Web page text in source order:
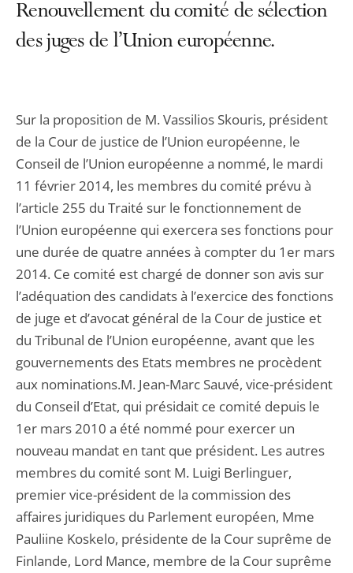
Renouvellement du comité de sélection
des juges de l’Union européenne.
Sur la proposition de M. Vassilios Skouris, président
de la Cour de justice de l’Union européenne, le
Conseil de l’Union européenne a nommé, le mardi
11 février 2014, les membres du comité prévu à
l’article 255 du Traité sur le fonctionnement de
l’Union européenne qui exercera ses fonctions pour
une durée de quatre années à compter du 1er mars
2014. Ce comité est chargé de donner son avis sur
l’adéquation des candidats à l’exercice des fonctions
de juge et d’avocat général de la Cour de justice et
du Tribunal de l’Union européenne, avant que les
gouvernements des Etats membres ne procèdent
aux nominations.M. Jean-Marc Sauvé, vice-président
du Conseil d’Etat, qui présidait ce comité depuis le
1er mars 2010 a été nommé pour exercer un
nouveau mandat en tant que président. Les autres
membres du comité sont M. Luigi Berlinguer,
premier vice-président de la commission des
affaires juridiques du Parlement européen, Mme
Pauliine Koskelo, présidente de la Cour suprême de
Finlande, Lord Mance, membre de la Cour suprême